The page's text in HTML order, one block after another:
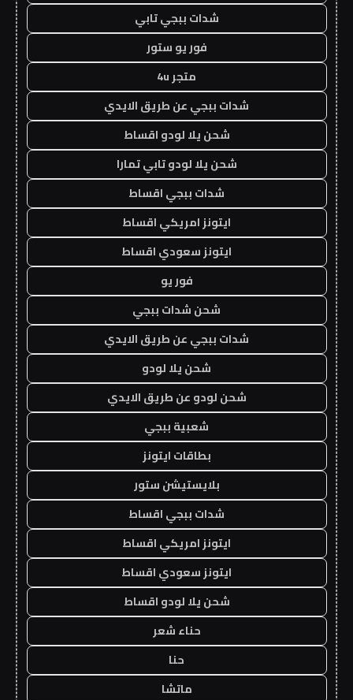
شدات ببجي تابي
فور يو ستور
متجر 4u
شدات ببجي عن طريق الايدي
شحن يلا لودو اقساط
شحن يلا لودو تابي تمارا
شدات ببجي اقساط
ايتونز امريكي اقساط
ايتونز سعودي اقساط
فور يو
شحن شدات ببجي
شدات ببجي عن طريق الايدي
شحن يلا لودو
شحن لودو عن طريق الايدي
شعبية ببجي
بطاقات ايتونز
بلايستيشن ستور
شدات ببجي اقساط
ايتونز امريكي اقساط
ايتونز سعودي اقساط
شحن يلا لودو اقساط
حناء شعر
حنا
ماتشا